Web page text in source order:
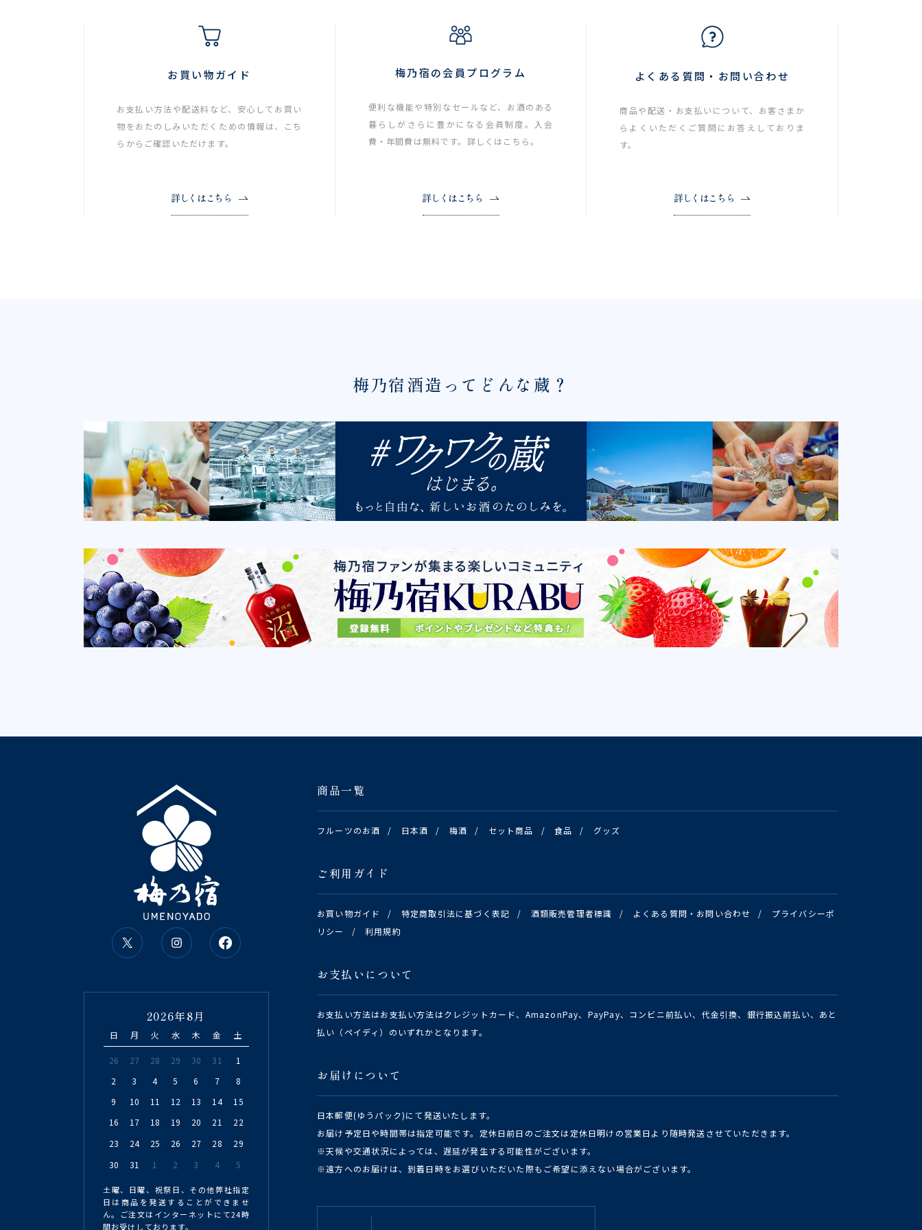
お買い物ガイド
お支払い方法や配送料など、安心してお買い
物をおたのしみいただくための情報は、こち
らからご確認いただけます。
詳しくはこちら
梅乃宿の会員プログラム
便利な機能や特別なセールなど、お酒のある
暮らしがさらに豊かになる会員制度。入会
費・年間費は無料です。詳しくはこちら。
詳しくはこちら
よくある質問・お問い合わせ
商品や配送・お支払いについて、お客さまか
らよくいただくご質問にお答えしておりま
す。
詳しくはこちら
梅乃宿酒造ってどんな蔵？
商品一覧
フルーツのお酒 / 日本酒 / 梅酒 / セット商品 / 食品 / グッズ
ご利用ガイド
お買い物ガイド / 特定商取引法に基づく表記 / 酒類販売管理者標識 / よくある質問・お問い合わせ /
プライバシーポ
リシー
/ 利用規約
お支払いについて
お支払い方法はお支払い方法はクレジットカード、AmazonPay、PayPay、コンビニ前払い、代金引換、銀行振込前払い、あと
払い（ペイディ）のいずれかとなります。
お届けについて
日本郵便(ゆうパック)にて発送いたします。
お届け予定日や時間帯は指定可能です。定休日前日のご注文は定休日明けの営業日より随時発送させていただきます。
※天候や交通状況によっては、遅延が発生する可能性がございます。
※遠方へのお届けは、到着日時をお選びいただいた際もご希望に添えない場合がございます。
2026年8月
日 月 火 水 木 金 土
26 27 28 29 30 31
1
2
3 4 5 6 7
8
9
10 11 12 13 14
15
16
17 18 19 20 21
22
23
24 25 26 27 28
29
30
31 1 2 3 4 5
土曜、日曜、祝祭日、その他弊社指定
日は商品を発送することができませ
ん。ご注文はインターネットにて24時
間お受けしております。